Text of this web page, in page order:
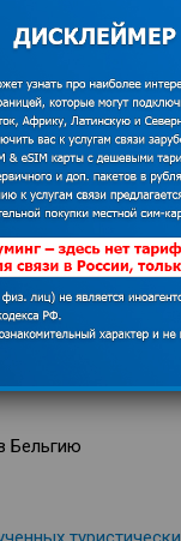
ЗАПИСЬ
о своей
советы.
Бельгию